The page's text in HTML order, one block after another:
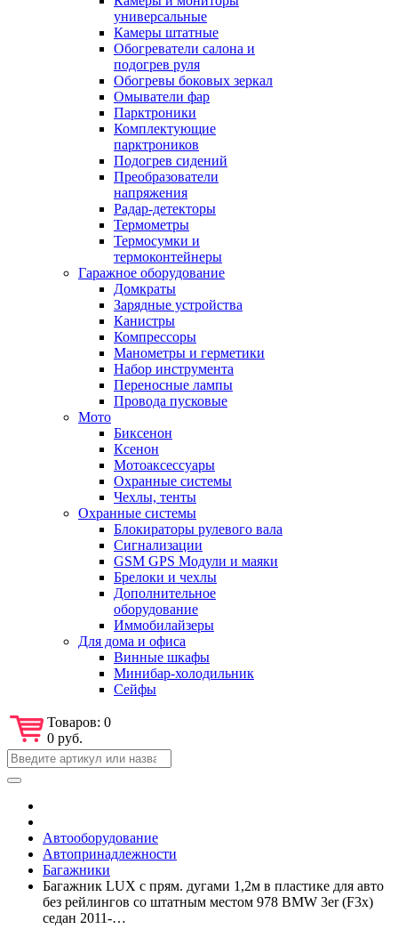
универсальные
Камеры штатные
Обогреватели салона и
подогрев руля
Обогревы боковых зеркал
Омыватели фар
Парктроники
Комплектующие
парктроников
Подогрев сидений
Преобразователи
напряжения
Радар-детекторы
Термометры
Термосумки и
термоконтейнеры
Гаражное оборудование
Домкраты
Зарядные устройства
Канистры
Компрессоры
Манометры и герметики
Набор инструмента
Переносные лампы
Провода пусковые
Мото
Биксенон
Ксенон
Мотоаксессуары
Охранные системы
Чехлы, тенты
Охранные системы
Блокираторы рулевого вала
Сигнализации
GSM GPS Модули и маяки
Брелоки и чехлы
Дополнительное
оборудование
Иммобилайзеры
Для дома и офиса
Винные шкафы
Минибар-холодильник
Сейфы
Товаров: 0
0 руб.
Автооборудование
Автопринадлежности
Багажники
Багажник LUX с прям. дугами 1,2м в пластике для авто
без рейлингов со штатным местом 978 BMW 3er (F3x)
седан 2011-…